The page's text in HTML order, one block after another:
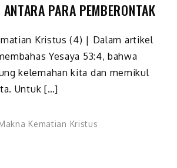
PARA PEMBERONTAK
Kristus (4) | Dalam artikel
Yesaya 53:4, bahwa
kelemahan kita dan memikul
Untuk […]
Kematian Kristus